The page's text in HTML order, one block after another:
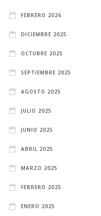
FEBRERO 2026
DICIEMBRE 2025
OCTUBRE 2025
SEPTIEMBRE 2025
AGOSTO 2025
JULIO 2025
JUNIO 2025
ABRIL 2025
MARZO 2025
FEBRERO 2025
ENERO 2025